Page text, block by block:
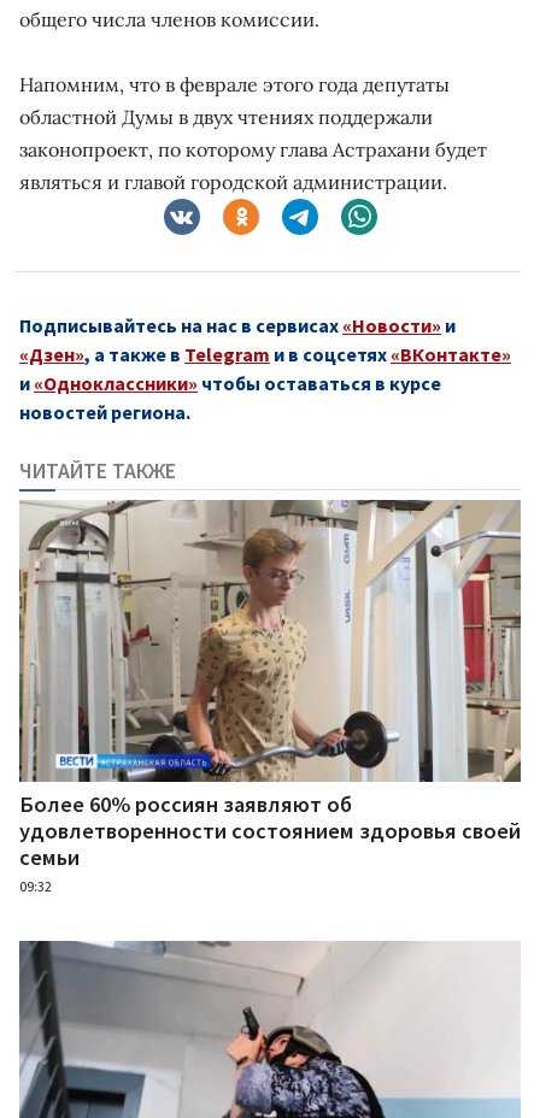
общего числа членов комиссии.
Напомним, что в феврале этого года депутаты
областной Думы в двух чтениях поддержали
законопроект, по которому глава Астрахани будет
являться и главой городской администрации.
Подписывайтесь на нас в сервисах «Новости» и
«Дзен», а также в Telegram и в соцсетях «ВКонтакте»
и «Одноклассники» чтобы оставаться в курсе
новостей региона.
ЧИТАЙТЕ ТАКЖЕ
Более 60% россиян заявляют об
удовлетворенности состоянием здоровья своей
семьи
09:32